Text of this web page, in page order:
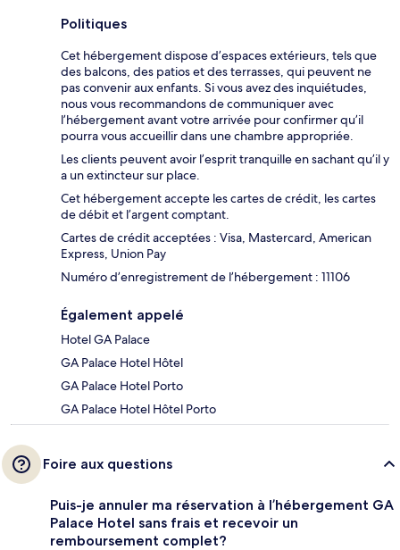
Politiques
Cet hébergement dispose d’espaces extérieurs, tels que
des balcons, des patios et des terrasses, qui peuvent ne
pas convenir aux enfants. Si vous avez des inquiétudes,
nous vous recommandons de communiquer avec
l’hébergement avant votre arrivée pour confirmer qu’il
pourra vous accueillir dans une chambre appropriée.
Les clients peuvent avoir l’esprit tranquille en sachant qu’il y
a un extincteur sur place.
Cet hébergement accepte les cartes de crédit, les cartes
de débit et l’argent comptant.
Cartes de crédit acceptées : Visa, Mastercard, American
Express, Union Pay
Numéro d’enregistrement de l’hébergement : 11106
Également appelé
Hotel GA Palace
GA Palace Hotel Hôtel
GA Palace Hotel Porto
GA Palace Hotel Hôtel Porto
Foire aux questions
Puis-je annuler ma réservation à l’hébergement GA
Palace Hotel sans frais et recevoir un
remboursement complet?